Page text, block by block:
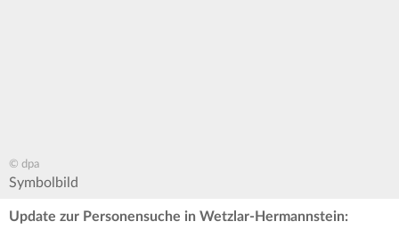
© dpa
Symbolbild
Update zur Personensuche in Wetzlar-Hermannstein: